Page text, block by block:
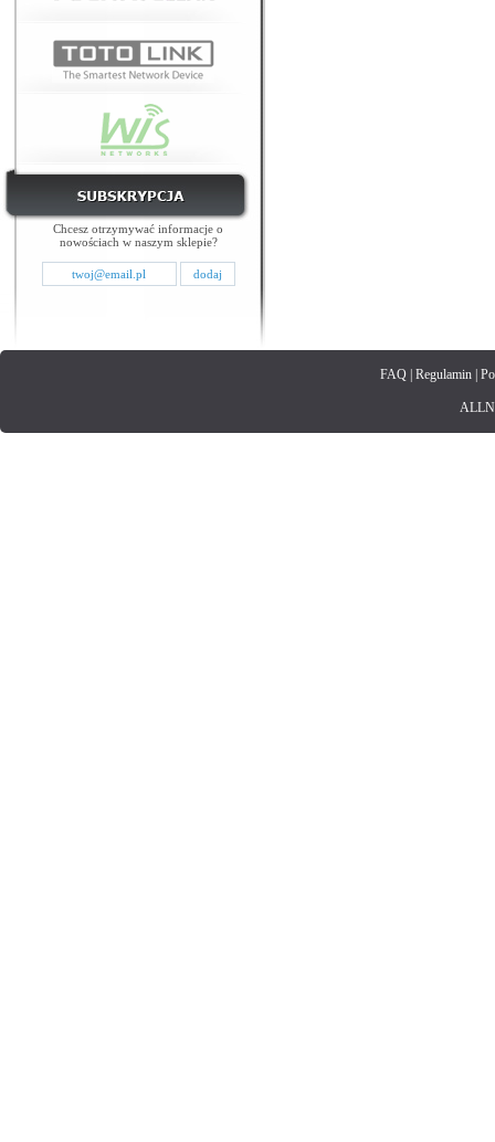
Chcesz otrzymywać informacje o
nowościach w naszym sklepie?
FAQ| Regulamin|